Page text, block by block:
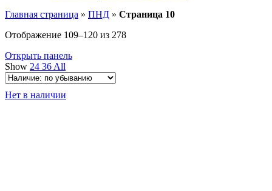
Главная страница » ПНД » Страница 10
Отображение 109–120 из 278
Открыть панель
Show 24 36 All
Нет в наличии